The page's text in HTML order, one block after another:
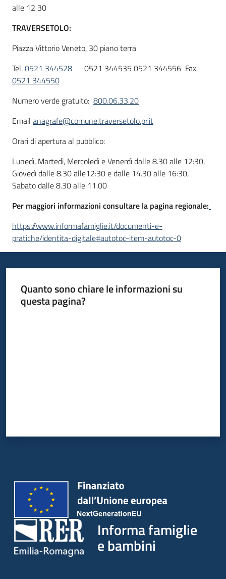
alle 12 30
TRAVERSETOLO:
Piazza Vittorio Veneto, 30 piano terra
Tel.0521 344528
0521 344535 0521 344556 Fax.
0521 344550
Numero verde gratuito: 800.06.33.20
Email anagrafe@comune.traversetolo.pr.it
Orari di apertura al pubblico:
Lunedì, Martedì, Mercoledì e Venerdì dalle 8.30 alle 12:30,
Giovedì dalle 8.30 alle12:30 e dalle 14.30 alle 16:30,
Sabato dalle 8.30 alle 11.00
Per maggiori informazioni consultare la pagina regionale:
https://www.informafamiglie.it/documenti-e-
pratiche/identita-digitale#autotoc-item-autotoc-0
Quanto sono chiare le informazioni su
questa pagina?
Informa famiglie
e bambini